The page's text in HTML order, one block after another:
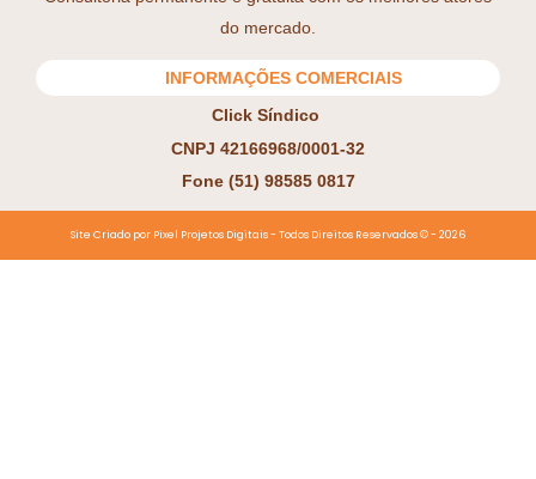
do mercado.
INFORMAÇÕES COMERCIAIS
Click Síndico
CNPJ 42166968/0001-32
Fone (51) 98585 0817
Site Criado por Pixel Projetos Digitais - Todos Direitos Reservados ©️ - 2026